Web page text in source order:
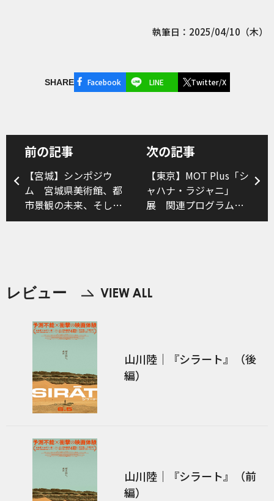
執筆日：2025/04/10（木）
SHARE Facebook LINE Twitter/X
前の記事
【宮城】シンポジウ
ム 宮城県美術館、都
市景観の未来、そして
前川國男の遺産 『未完
次の記事
【東京】MOT Plus「シ
ャハナ・ラジャニ」
展 関連プログラム
ギャラリートーク「シ
レビュー
山川陸｜『シラート』（後
編）
山川陸｜『シラート』（前
編）